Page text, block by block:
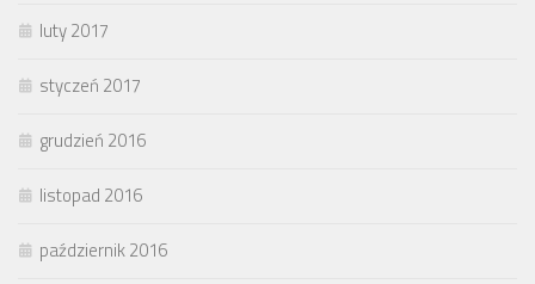
luty 2017
styczeń 2017
grudzień 2016
listopad 2016
październik 2016